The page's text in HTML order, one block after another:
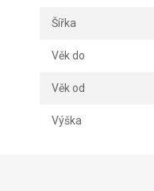
Šířka
Věk do
Věk od
Výška